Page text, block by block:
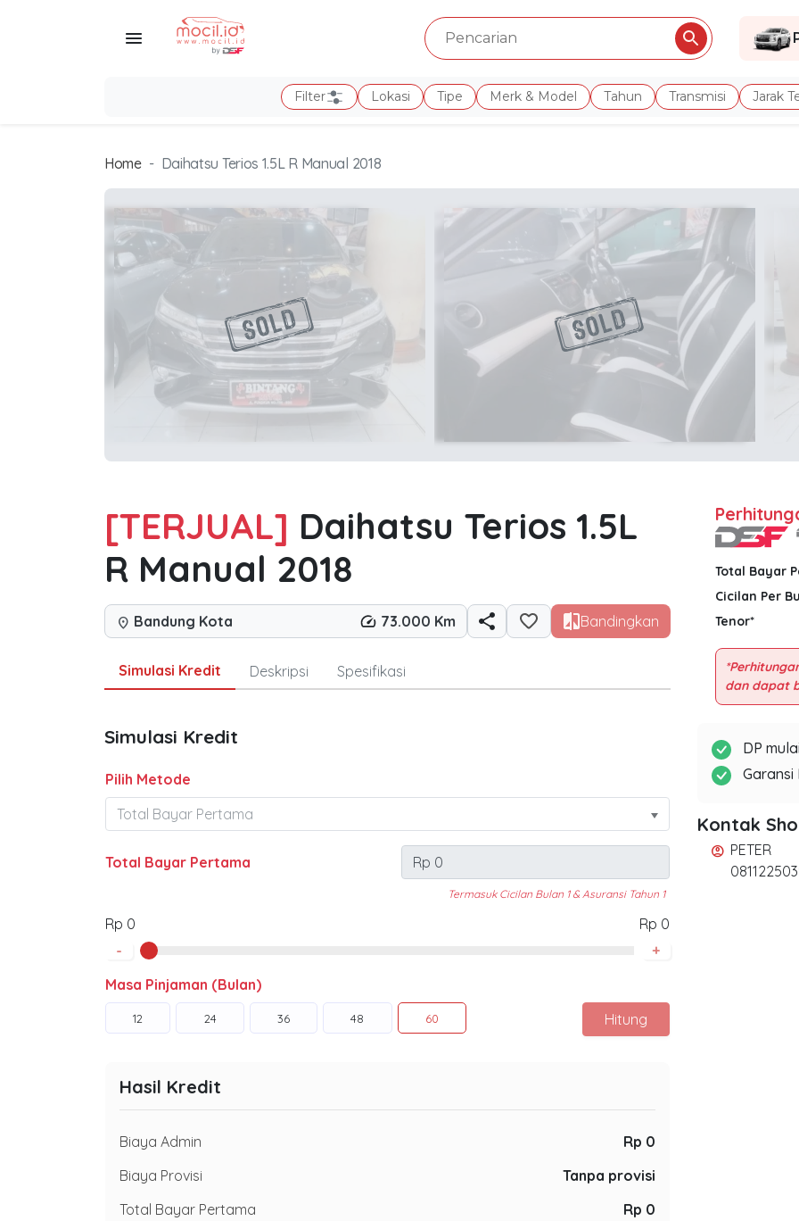
Filter Lokasi Tipe Merk & Model Tahun Transmisi Jarak
Home Daihatsu Terios 1.5L R Manual 2018
[TERJUAL] Daihatsu Terios 1.5L
R Manual 2018
location_on Bandung Kota 73.000 Km Bandingkan
Simulasi Kredit Deskripsi Spesifikasi
Simulasi Kredit
Pilih Metode
Total Bayar Pertama
Termasuk Cicilan Bulan 1 & Asuransi Tahun 1
Rp 0
Rp 0
-
+
Masa Pinjaman (Bulan)
12 24 36 48 60 Hitung
Hasil Kredit
Biaya Admin
Rp 0
Biaya Provisi
Tanpa provisi
Total Bayar Pertama
Rp 0
Total Bayar
Cicilan Per
Tenor*
DP
Garansi
Kontak
account_circle PETER